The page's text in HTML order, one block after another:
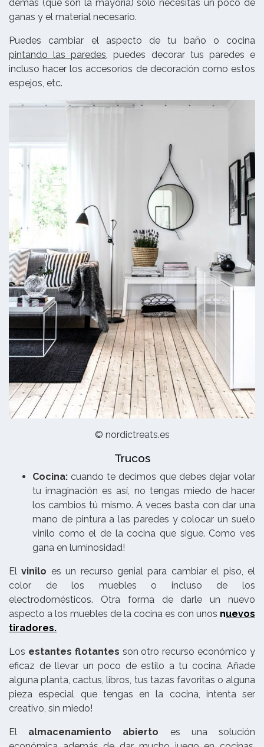
demás (que son la mayoría) sólo necesitas un poco de
ganas y el material necesario.
Puedes cambiar el aspecto de tu baño o cocina
pintando las paredes , puedes decorar tus paredes e
incluso hacer los accesorios de decoración como estos
espejos, etc.
© nordictreats.es
Trucos
Cocina: cuando te decimos que debes dejar volar
tu imaginación es así, no tengas miedo de hacer
los cambios tú mismo. A veces basta con dar una
mano de pintura a las paredes y colocar un suelo
vinilo como el de la cocina que sigue. Como ves
gana en luminosidad!
Elvinilo es un recurso genial para cambiar el piso, el
color de los muebles o incluso de los
electrodomésticos. Otra forma de darle un nuevo
aspecto a los muebles de la cocina es con unos nuevos
tiradores.
Los estantes flotantes son otro recurso económico y
eficaz de llevar un poco de estilo a tu cocina. Añade
alguna planta, cactus, libros, tus tazas favoritas o alguna
pieza especial que tengas en la cocina, intenta ser
creativo, sin miedo!
El almacenamiento abierto es una solución